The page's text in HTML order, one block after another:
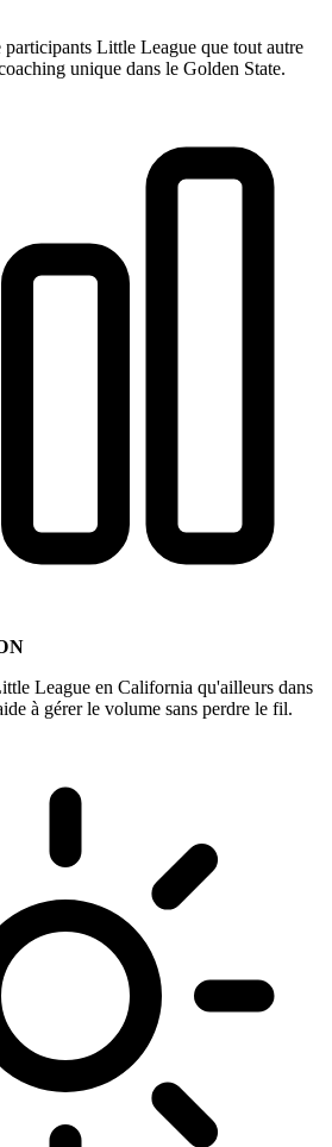
Little League que tout autre
unique dans le Golden State.
League en California qu'ailleurs dans
à gérer le volume sans perdre le fil.